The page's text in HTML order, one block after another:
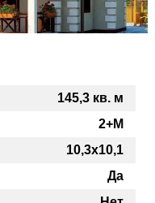
145,3 кв. м
2+М
10,3x10,1
Да